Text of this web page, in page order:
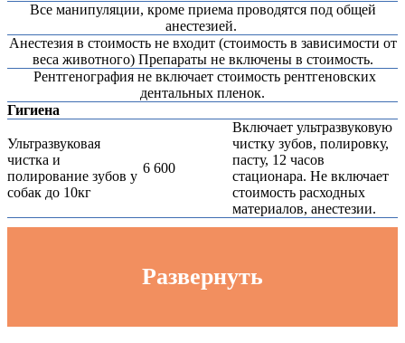
Все манипуляции, кроме приема проводятся под общей
анестезией.
Анестезия в стоимость не входит (стоимость в зависимости от
веса животного) Препараты не включены в стоимость.
Рентгенография не включает стоимость рентгеновских
дентальных пленок.
Гигиена
Ультразвуковая
чистка и
полирование зубов у
собак до 10кг
6 600
Включает ультразвуковую
чистку зубов, полировку,
пасту, 12 часов
стационара. Не включает
стоимость расходных
материалов, анестезии.
Развернуть